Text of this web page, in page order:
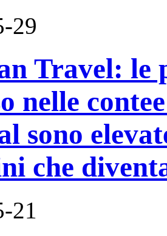
29
Travel: le
nelle
sono
che
21